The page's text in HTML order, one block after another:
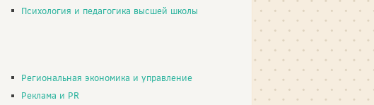
Психология и педагогика высшей школы
Региональная экономика и управление
Реклама и PR